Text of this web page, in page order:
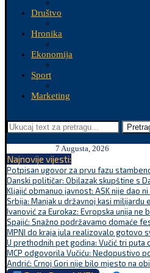
Društvo
Hronika
Ekonomija
Sport
Marketing
7 Augusta, 2026
Najnovije vijesti:
Potpisan ugovor za prvu fazu
Danski političar: Obilazak skupštine s
Kljajić obmanuo javnost: ASK nije dao
Srbija: Manjak u državnoj kasi milijardu
Ivanović za Eurokaz: Evropska unija
Spajić: Snažno podržavamo domaće
MPNI do kraja jula realizovalo gotovo
U prethodnih pet godina: Vučić tri puta
MCP odgovorila Vučiću: Nedopustivo
Andrić: Crnoj Gori nije bilo mjesto na